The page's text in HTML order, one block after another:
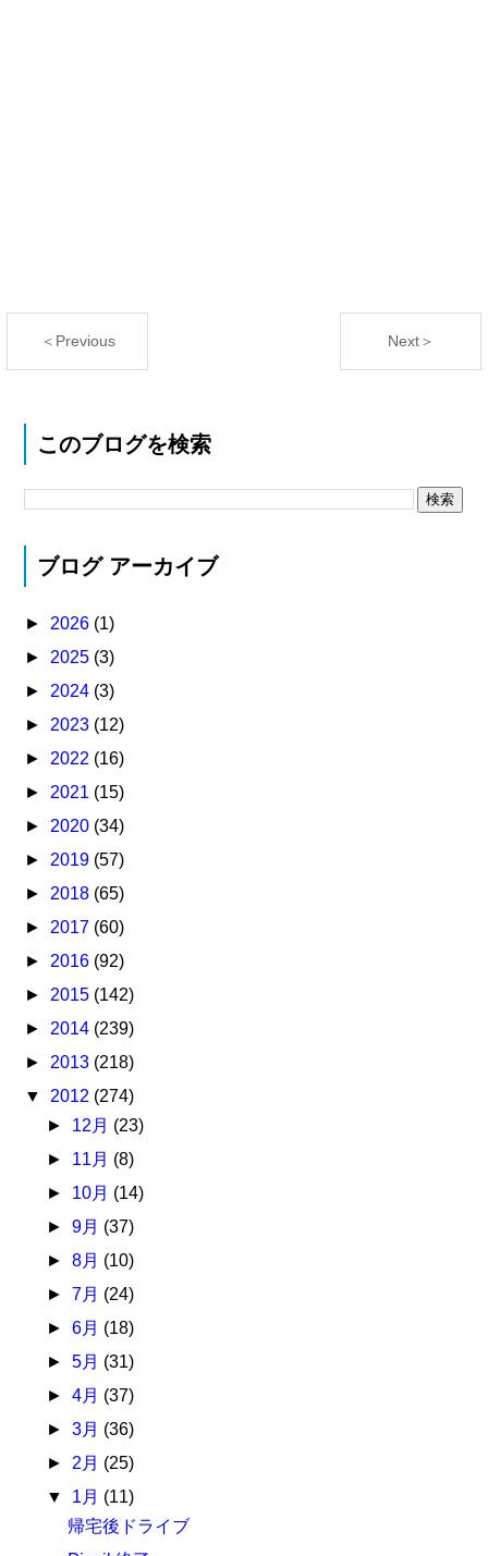
＜Previous Next＞
このブログを検索
ブログ アーカイブ
► 2026 (1)
► 2025 (3)
► 2024 (3)
► 2023 (12)
► 2022 (16)
► 2021 (15)
► 2020 (34)
► 2019 (57)
► 2018 (65)
► 2017 (60)
► 2016 (92)
► 2015 (142)
► 2014 (239)
► 2013 (218)
▼ 2012 (274)
► 12月 (23)
► 11月 (8)
► 10月 (14)
► 9月 (37)
► 8月 (10)
► 7月 (24)
► 6月 (18)
► 5月 (31)
► 4月 (37)
► 3月 (36)
► 2月 (25)
▼ 1月 (11)
帰宅後ドライブ